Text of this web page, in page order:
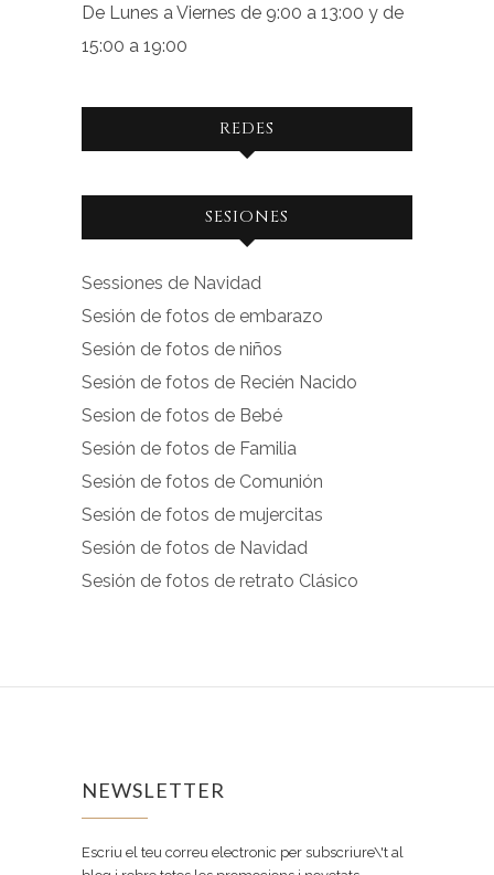
De Lunes a Viernes de 9:00 a 13:00 y de
15:00 a 19:00
REDES
Ver
facebook.com
en
Facebook
Ver
instagram.com
en
Instagram
SESIONES
Sessiones de Navidad
Sesión de fotos de embarazo
Sesión de fotos de niños
Sesión de fotos de Recién Nacido
Sesion de fotos de Bebé
Sesión de fotos de Familia
Sesión de fotos de Comunión
Sesión de fotos de mujercitas
Sesión de fotos de Navidad
Sesión de fotos de retrato Clásico
NEWSLETTER
Escriu el teu correu electronic per subscriure\'t al